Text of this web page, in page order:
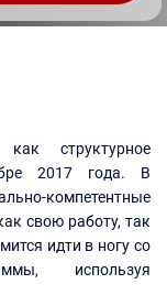
структурное
2017 года. В
компетентные
свою работу, так
идти в ногу со
используя